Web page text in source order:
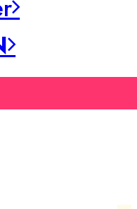
acteurs
pour qu’ils
projets de